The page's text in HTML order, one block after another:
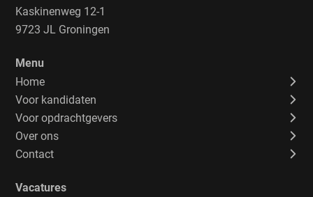
Kaskinenweg 12-1
9723 JL Groningen
Menu
Home
Voor kandidaten
Voor opdrachtgevers
Over ons
Contact
Vacatures